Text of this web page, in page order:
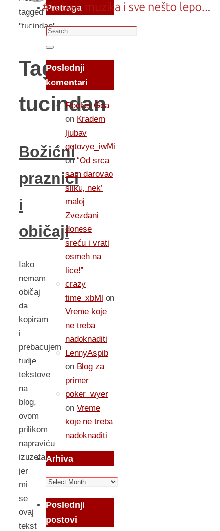
tagged
"tucindan"
Tag:
tucindan
Božićni
praznici
i
običaji
Iako
nemam
običaj
da
kopiram
i
prebacujem
tudje
tekstove
na
blog,
ovom
prilikom
napraviću
izuzetak
jer
mi
se
ovaj
tekst
Pretraga
Search
for:
Search
Poslednji
komentari
Rocket Goal
on Kradem
ljubav
gotovye_iwMi
on“Od srca
sam darovao
sliku, nek’
maloj
Zvezdani
donese
sreću i vrati
osmeh na
lice!”
crazy
time_xbMl on
Vreme koje
ne treba
nadoknaditi
LennyAspib
on Blog za
primer
poker_wyer
on Vreme
koje ne treba
nadoknaditi
Arhiva
Arhiva
Poslednji
postovi